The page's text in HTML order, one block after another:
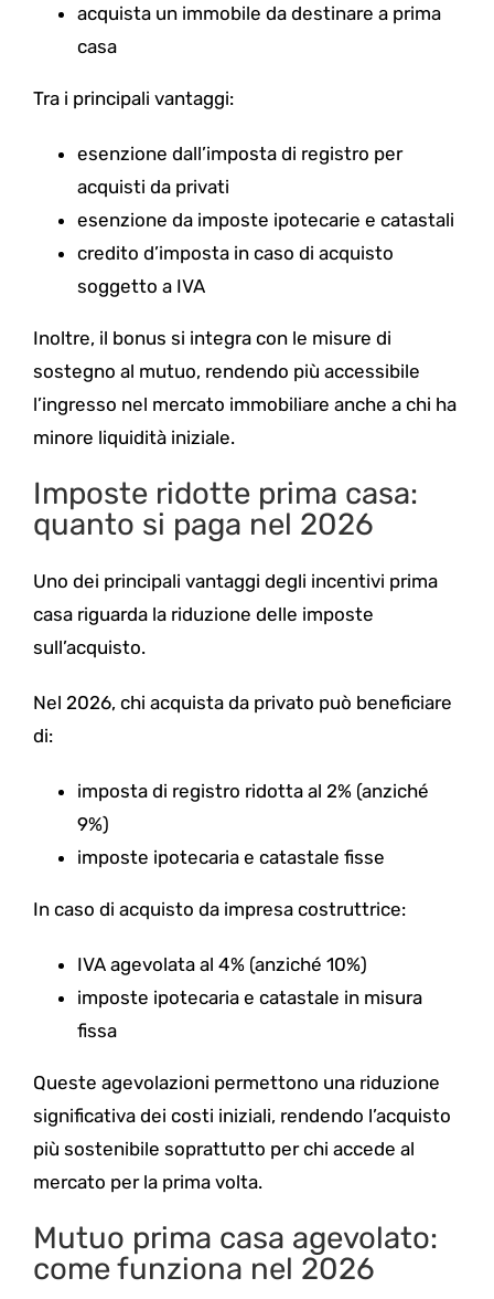
acquista un immobile da destinare a prima
casa
Tra i principali vantaggi:
esenzione dall’imposta di registro per
acquisti da privati
esenzione da imposte ipotecarie e catastali
credito d’imposta in caso di acquisto
soggetto a IVA
Inoltre, il bonus si integra con le misure di
sostegno al mutuo, rendendo più accessibile
l’ingresso nel mercato immobiliare anche a chi ha
minore liquidità iniziale.
Imposte ridotte prima casa:
quanto si paga nel 2026
Uno dei principali vantaggi degli incentivi prima
casa riguarda la riduzione delle imposte
sull’acquisto.
Nel 2026, chi acquista da privato può beneficiare
di:
imposta di registro ridotta al 2% (anziché
9%)
imposte ipotecaria e catastale fisse
In caso di acquisto da impresa costruttrice:
IVA agevolata al 4% (anziché 10%)
imposte ipotecaria e catastale in misura
fissa
Queste agevolazioni permettono una riduzione
significativa dei costi iniziali, rendendo l’acquisto
più sostenibile soprattutto per chi accede al
mercato per la prima volta.
Mutuo prima casa agevolato:
come funziona nel 2026